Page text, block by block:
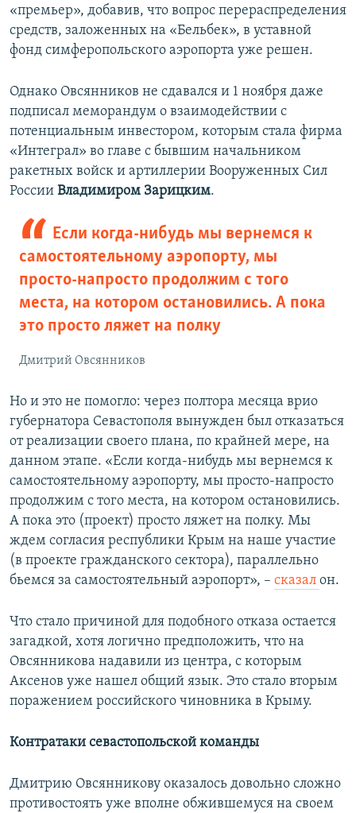
«премьер», добавив, что вопрос перераспределения
средств, заложенных на «Бельбек», в уставной
фонд симферопольского аэропорта уже решен.
Однако Овсянников не сдавался и 1 ноября даже
подписал меморандум о взаимодействии с
потенциальным инвестором, которым стала фирма
«Интеграл» во главе с бывшим начальником
ракетных войск и артиллерии Вооруженных Сил
России Владимиром Зарицким.
Если когда-нибудь мы вернемся к
самостоятельному аэропорту, мы
просто-напросто продолжим с того
места, на котором остановились. А пока
это просто ляжет на полку
Дмитрий Овсянников
Но и это не помогло: через полтора месяца врио
губернатора Севастополя вынужден был отказаться
от реализации своего плана, по крайней мере, на
данном этапе. «Если когда-нибудь мы вернемся к
самостоятельному аэропорту, мы просто-напросто
продолжим с того места, на котором остановились.
А пока это (проект) просто ляжет на полку. Мы
ждем согласия республики Крым на наше участие
(в проекте гражданского сектора), параллельно
бьемся за самостоятельный аэропорт», – сказал он.
Что стало причиной для подобного отказа остается
загадкой, хотя логично предположить, что на
Овсянникова надавили из центра, с которым
Аксенов уже нашел общий язык. Это стало вторым
поражением российского чиновника в Крыму.
Контратаки севастопольской команды
Дмитрию Овсянникову оказалось довольно сложно
противостоять уже вполне обжившемуся на своем